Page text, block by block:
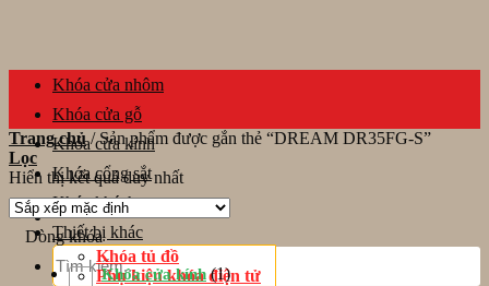
Tìm
kiếm:
Khóa cửa nhôm
Khóa cửa gỗ
Khóa cửa kính
Khóa cổng sắt
Khóa khách sạn
Thiết bị khác
Khóa tủ đồ
Phụ kiện khóa điện tử
Trang chủ /Sản phẩm được gắn thẻ “DREAM DR35FG-S”
Lọc
Hiển thị kết quả duy nhất
Dòng khóa
Khóa cửa kính (1)